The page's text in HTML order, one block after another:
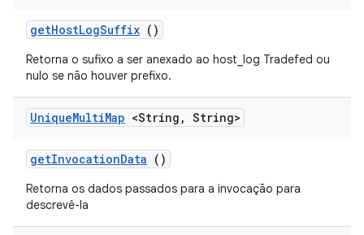
getHostLogSuffix ()
Retorna o sufixo a ser anexado ao host_log Tradefed ou
nulo se não houver prefixo.
UniqueMultiMap <String , String>
getInvocationData ()
Retorna os dados passados ​​para a invocação para
descrevê-la